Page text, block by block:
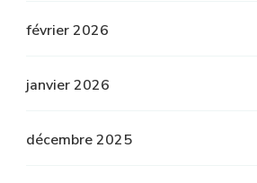
février 2026
janvier 2026
décembre 2025